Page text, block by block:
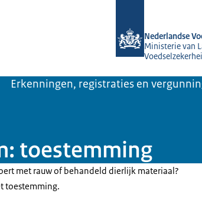
Nederlandse
Ministerie van
Erkenningen, registraties en
toestemming
met rauw of behandeld dierlijk materiaal?
toestemming.